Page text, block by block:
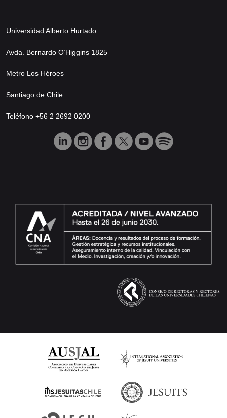
Universidad Alberto Hurtado
Avda. Bernardo O’Higgins 1825
Metro Los Héroes
Santiago de Chile
Teléfono +56 2 2692 0200